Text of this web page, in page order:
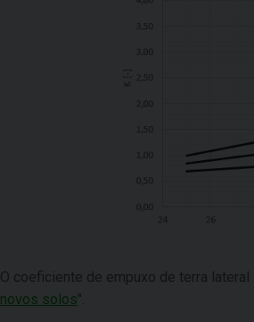
O coeficiente de empuxo de terra lateral
novos solos".